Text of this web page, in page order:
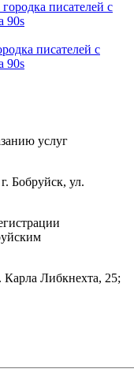
писателей с
90s
услуг
Бобруйск, ул.
Карла Либкнехта, 25;